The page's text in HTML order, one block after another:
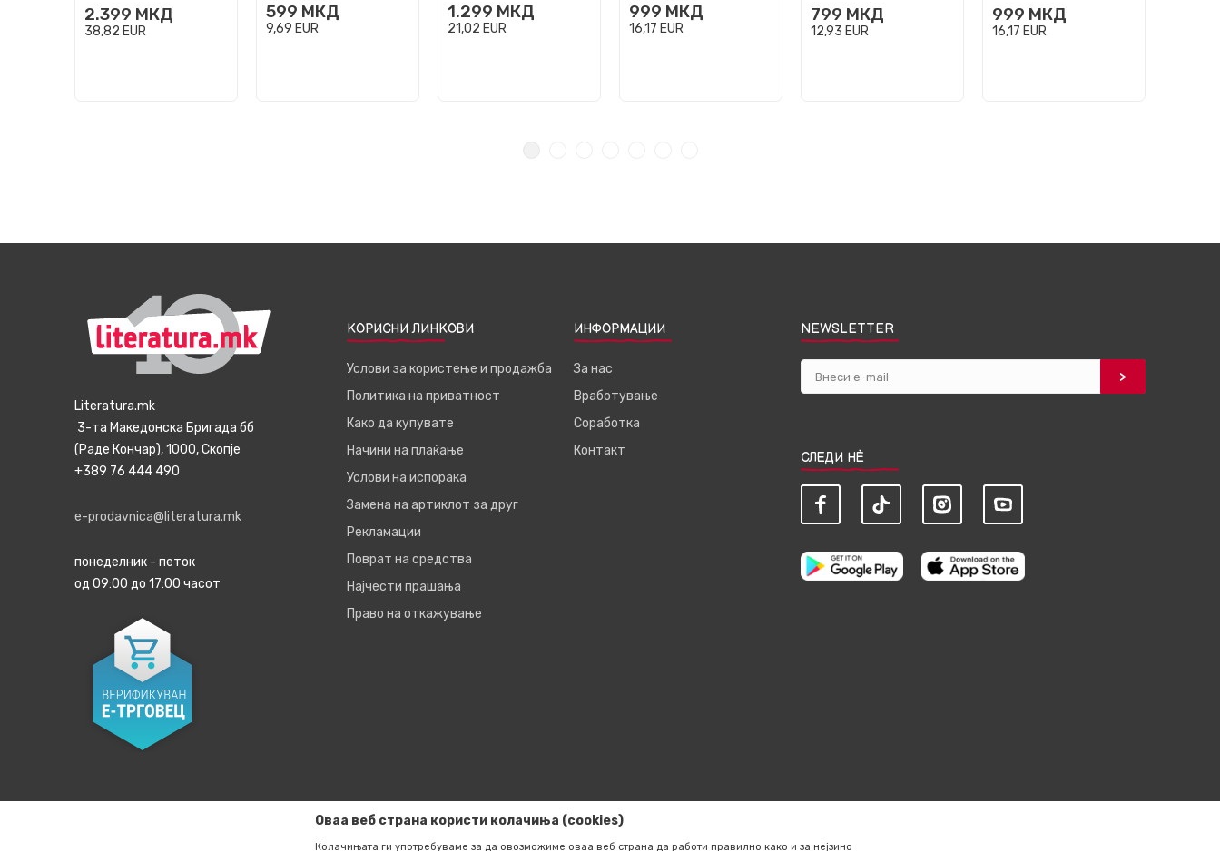
2.399 МКД
38,82 EUR
599 МКД
9,69 EUR
1.299 МКД
21,02 EUR
999 МКД
16,17 EUR
799 МКД
12,93 EUR
999 МКД
16,17 EUR
Literatura.mk
3-та Македонска Бригада бб
(Раде Кончар), 1000, Скопје
+389 76 444 490
e-prodavnica@literatura.mk
понеделник - петок
од 09:00 до 17:00 часот
КОРИСНИ ЛИНКОВИ
Услови за користење и продажба
Политика на приватност
Како да купувате
Начини на плаќање
Услови на испорака
Замена на артиклот за друг
Рекламации
Поврат на средства
Најчести прашања
Право на откажување
ИНФОРМАЦИИ
За нас
Вработување
Соработка
Контакт
NEWSLETTER
СЛЕДИ НЀ
Оваа веб страна користи колачиња (cookies)
Колачињата ги употребуваме за да овозможиме оваа веб страна да работи правилно како и за нејзино